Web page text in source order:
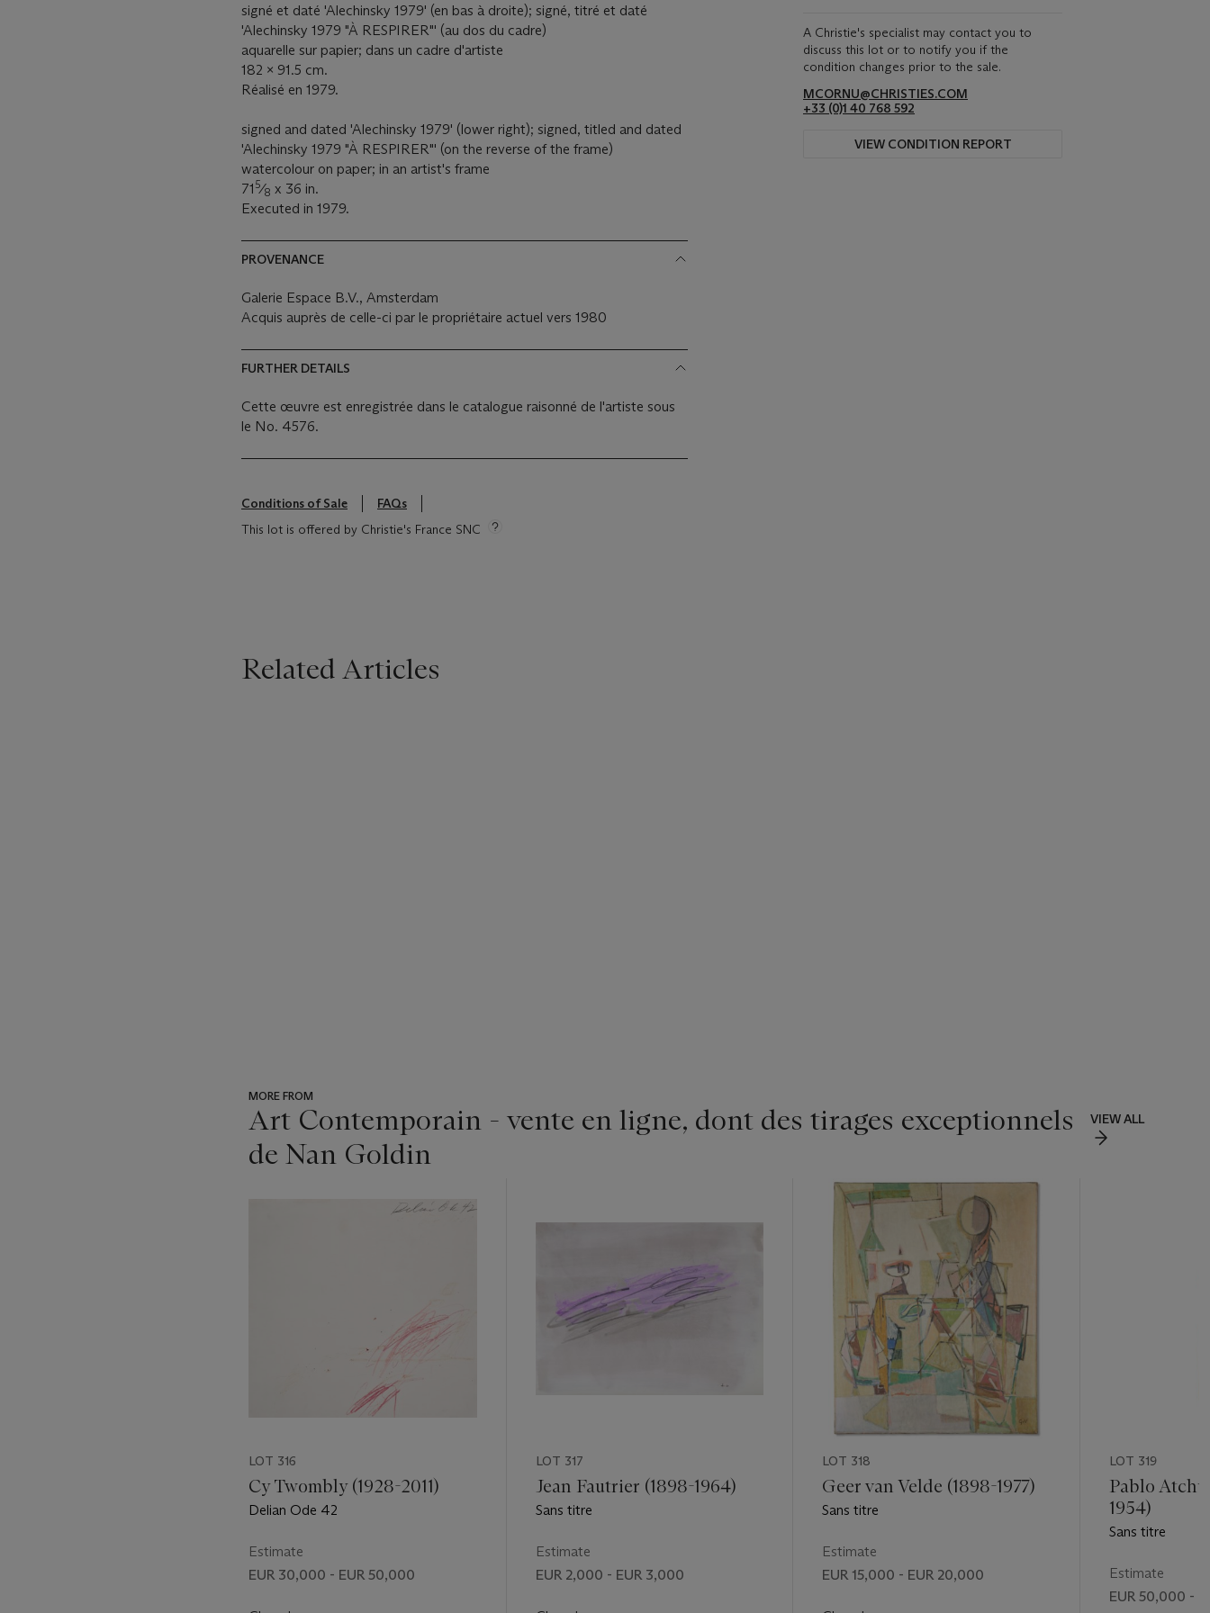
signé et daté 'Alechinsky 1979' (en bas à droite); signé, titré et daté
'Alechinsky 1979 "À RESPIRER"' (au dos du cadre)
aquarelle sur papier; dans un cadre d'artiste
182 x 91.5 cm.
Réalisé en 1979.
signed and dated 'Alechinsky 1979' (lower right); signed, titled and dated
'Alechinsky 1979 "À RESPIRER"' (on the reverse of the frame)
watercolour on paper; in an artist's frame
71 5⁄8 x 36 in.
Executed in 1979.
PROVENANCE
Galerie Espace B.V., Amsterdam
Acquis auprès de celle-ci par le propriétaire actuel vers 1980
FURTHER DETAILS
Cette œuvre est enregistrée dans le catalogue raisonné de l'artiste sous
le No. 4576.
Conditions of Sale
FAQs
This lot is offered by Christie's France SNC
A Christie's specialist may contact you to
discuss this lot or to notify you if the
condition changes prior to the sale.
MCORNU@CHRISTIES.COM
+33 (0)1 40 768 592
VIEW CONDITION REPORT
Related Articles
MORE FROM
Art Contemporain - vente en ligne, dont des tirages exceptionnels
de Nan Goldin
VIEW ALL
LOT 316
Cy Twombly (1928-2011)
Delian Ode 42
Estimate
EUR 30,000 - EUR 50,000
LOT 317
Jean Fautrier (1898-1964)
Sans titre
Estimate
EUR 2,000 - EUR 3,000
LOT 318
Geer van Velde (1898-1977)
Sans titre
Estimate
EUR 15,000 - EUR 20,000
LOT 319
Pablo
1954)
Sans titre
Estimate
EUR 50,000 -